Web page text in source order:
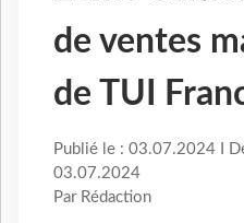
de ventes
de TUI
Publié le : 03.07.2024 I
03.07.2024
Par Rédaction